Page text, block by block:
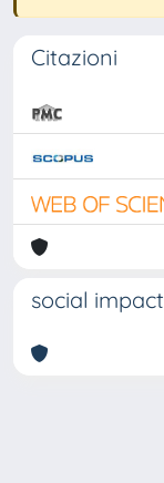
Citazioni
social impact